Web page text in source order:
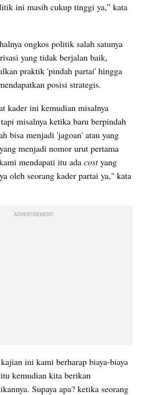
ini masih cukup tinggi ya,” kata
ongkos politik salah satunya
yang tidak berjalan baik,
praktik 'pindah partai' hingga
posisi strategis.
kader ini kemudian misalnya
misalnya ketika baru berpindah
bisa menjadi 'jagoan' atau yang
menjadi nomor urut pertama
mendapati itu ada cost yang
oleh seorang kader partai ya," kata
ADVERTISEMENT
ini kami berharap biaya-biaya
kemudian kita berikan
Supaya apa? ketika seorang